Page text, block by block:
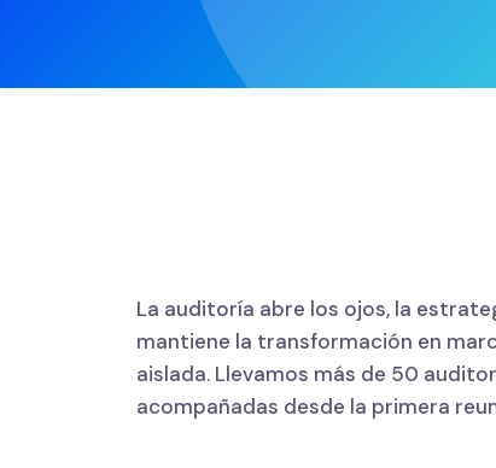
La auditoría abre los ojos, la
mantiene la transformación en
aislada. Llevamos más de 50
acompañadas desde la primera